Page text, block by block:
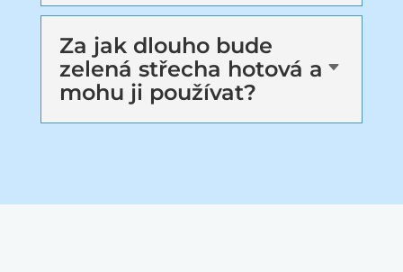
Za jak dlouho bude
zelená střecha hotová a
mohu ji používat?
C